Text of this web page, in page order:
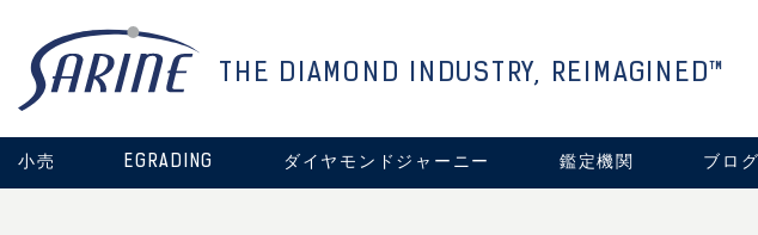
THE DIAMOND INDUSTRY, REIMAGINED™
小売 EGRADING ダイヤモンドジャーニー 鑑定機関 ブログ